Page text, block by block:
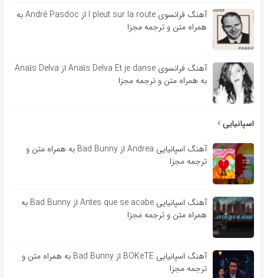
آهنگ فرانسوی l pleut sur la route از André Pasdoc به
همراه متن و ترجمه مجزا
آهنگ فرانسوی Anaïs Delva Et je danse از Anaïs Delva
به همراه متن و ترجمه مجزا
اسپانیایی
آهنگ اسپانیایی Andrea از Bad Bunny به همراه متن و
ترجمه مجزا
آهنگ اسپانیایی Antes que se acabe از Bad Bunny به
همراه متن و ترجمه مجزا
آهنگ اسپانیایی BOKeTE از Bad Bunny به همراه متن و
ترجمه مجزا